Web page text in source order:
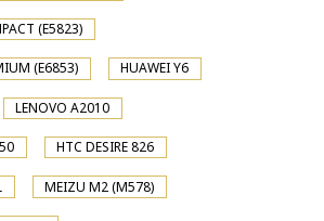
(E5823)
(E6853) HUAWEI Y6
LENOVO A2010
HTC DESIRE 826
MEIZU M2 (M578)